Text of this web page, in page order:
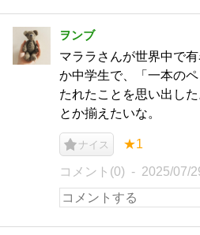
ヲンブ
マララさんが世界中で
か中学生で、「一本の
たれたことを思い出し
とか揃えたいな。
ナイス ★1
コメント(0) 2025/07/